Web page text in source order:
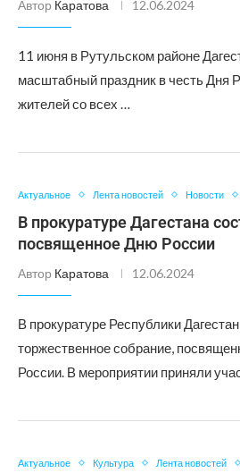
Автор Каратова 12.06.2024
11 июня в Рутульском районе
масштабный праздник в честь Дня
жителей со всех …
Актуальное Лента новостей Новости
В прокуратуре Дагестана
посвященное Дню России
Автор Каратова 12.06.2024
В прокуратуре Республики
торжественное собрание,
России. В мероприятии приняли
Актуальное Культура Лента новостей